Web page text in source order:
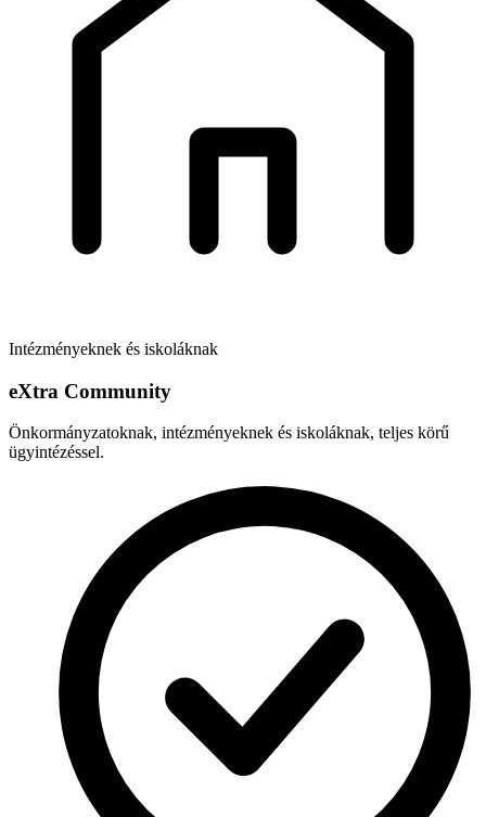
Intézményeknek és iskoláknak
eXtra Community
Önkormányzatoknak, intézményeknek és iskoláknak, teljes körű
ügyintézéssel.